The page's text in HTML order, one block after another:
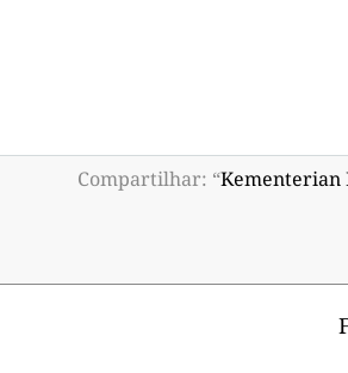
Compartilhar: “Kementerian